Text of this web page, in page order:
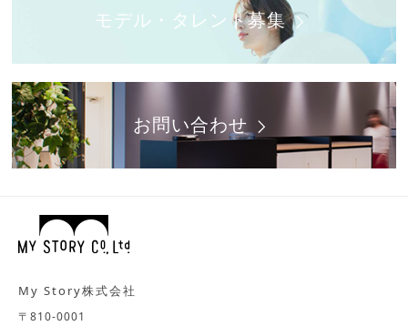
モデル・タレント募集
お問い合わせ
My Story株式会社
〒810-0001